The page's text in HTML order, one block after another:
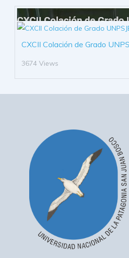
CXCII Colación de Grado
3674 Views